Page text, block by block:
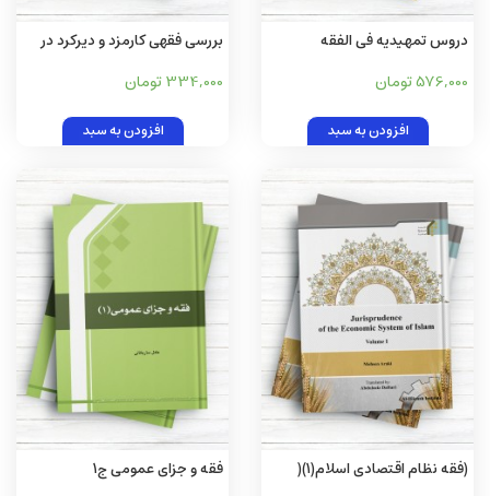
دروس تمهیدیه فی الفقه
الاستدلالی علی مذهب اهل
البیت علیهم السلام-الجزء
الثالث؛ الاحکام
576,000 تومان
افزودن به سبد
بررسی فقهی کارمزد و دیرکرد در
نظام بانکداری اسلامی
334,000 تومان
افزودن به سبد
(فقه نظام اقتصادی اسلام(1)(
فقه و جزای عمومی ج1